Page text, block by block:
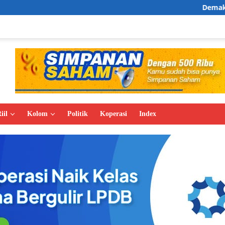
Demak Expo 2026
Kolom Politik Koperasi Index